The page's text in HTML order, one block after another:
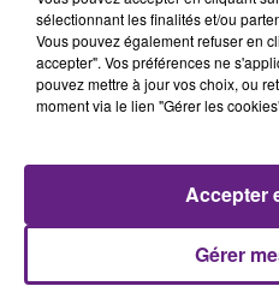
jeunes
de la région.
Publié : 15 novembre 2023
sélectionnant les finalités et/ou
Vous pouvez également refuser en
accepter". Vos préférences ne
pouvez mettre à jour vos choix, ou
moment via le lien "Gérer les
Gérer
Accepter